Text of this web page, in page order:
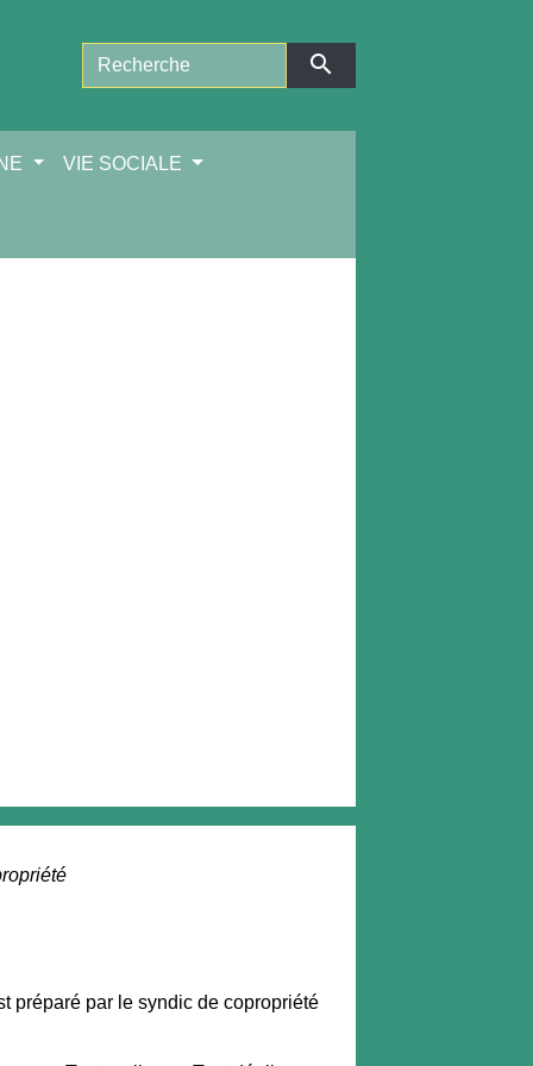
search
VIE SOCIALE
préparé par le syndic de copropriété